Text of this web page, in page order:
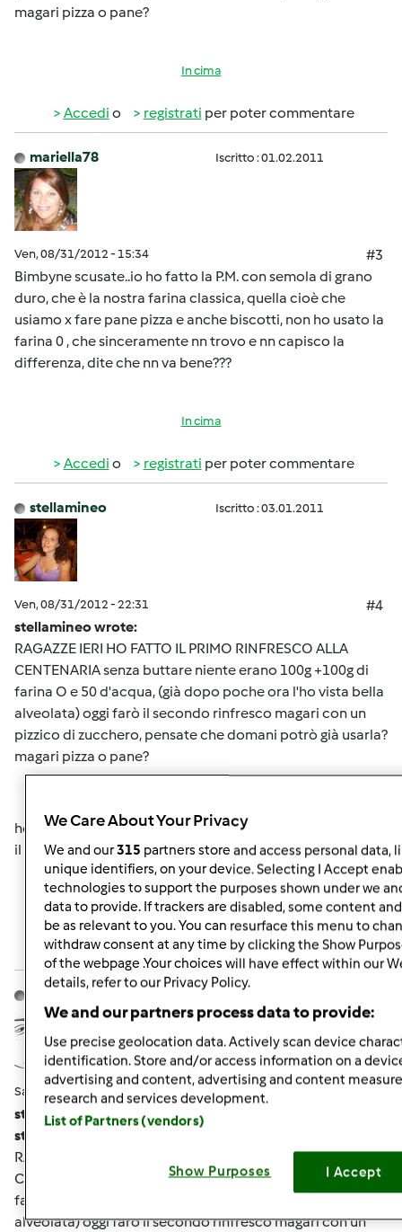
magari pizza o pane?
In cima
Accedi o registrati per poter commentare
mariella78 Iscritto : 01.02.2011
Ven, 08/31/2012 - 15:34
#3
Bimbyne scusate..io ho fatto la P.M. con semola di grano
duro, che è la nostra farina classica, quella cioè che
usiamo x fare pane pizza e anche biscotti, non ho usato la
farina 0 , che sinceramente nn trovo e nn capisco la
differenza, dite che nn va bene???
In cima
Accedi o registrati per poter commentare
stellamineo Iscritto : 03.01.2011
Ven, 08/31/2012 - 22:31
#4
stellamineo wrote:
RAGAZZE IERI HO FATTO IL PRIMO RINFRESCO ALLA
CENTENARIA senza buttare niente erano 100g +100g di
farina O e 50 d'acqua, (già dopo poche ora l'ho vista bella
alveolata) oggi farò il secondo rinfresco magari con un
pizzico di zucchero, pensate che domani potrò già usarla?
magari pizza o pane?
help me secondo rinfresco effetuato domani voglio fare
il pan carrè posso?????
In cima
Accedio registratiper poter commentare
Iscritto : 05.12.2008
Sab, 09/01/2012 - 06:18
stellamineo wrote:
stellamineo wrote:
RAGAZZE IERI HO FATTO IL PRIMO RINFRESCO ALLA
CENTENARIA senza buttare niente erano 100g +100g di
farina O e 50 d'acqua, (già dopo poche ora l'ho vista bella
alveolata) oggi farò il secondo rinfresco magari con un
We Care About Your Privacy
We and our315 partners store and access personal data,
unique identifiers, on your device. Selecting I Accept
technologies to support the purposes shown under we
data to provide. If trackers are disabled, some content
be as relevant to you. You can resurface this menu to
withdraw consent at any time by clicking the Show
of the webpage .Your choices will have effect within our
details, refer to our Privacy Policy.
We and our partners process data to provide:
Use precise geolocation data. Actively scan device
identification. Store and/or access information on a
advertising and content, advertising and content
research and services development.
List of Partners (vendors)
Show Purposes I Accept